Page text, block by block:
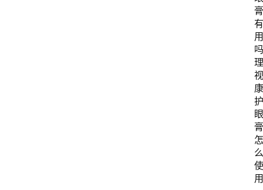
膏
有
用
理
视
康
护
眼
膏
怎
么
使
用